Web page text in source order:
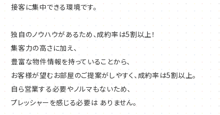
接客に集中できる環境です。
独自のノウハウがあるため、成約率は5割以上！
集客力の高さに加え、
豊富な物件情報を持っていることから、
お客様が望むお部屋のご提案がしやすく、成約率は5割以上。
自ら営業する必要やノルマもないため、
プレッシャーを感じる必要は ありません。